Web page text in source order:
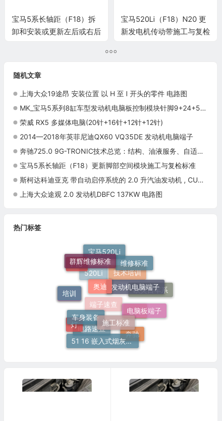
宝马5系长轴距（F18）拆
卸和安装或更新左后或右后
宝马520Li（F18）N20 更
新发电机传动带施工与复检
随机文章
上海大众19途昂 安装位置 以 H 至 I 开头的零件 电路图
MK_宝马5系列8缸车型发动机电脑板控制模块针脚9+24+52+40+9针 端子图
荣威 RX5 多媒体电脑(20针+16针+12针+12针)
2014—2018年英菲尼迪QX60 VQ35DE 发动机电脑端子
奔驰725.0 9G-TRONIC技术总览：结构、油液服务、自适应与诊断
宝马5系长轴距（F18）更新脚部空间模块施工与复检标准
斯柯达科迪亚克 带自动启停系统的 2.0 升汽油发动机 , CUG,CUGA 电路图
上海大众途观 2.0 发动机DBFC 137KW 电路图
热门标签
电路速查
端子速查
宝马
奔驰
51 16 嵌入式烟灰缸托架
灯
N20
520Li
技术培训
欧美日车系
电脑板端子
施工标准
车身装备
培训
F18
宝马520Li
维修标准
发动机电脑端子
奥迪
群辉维修标准